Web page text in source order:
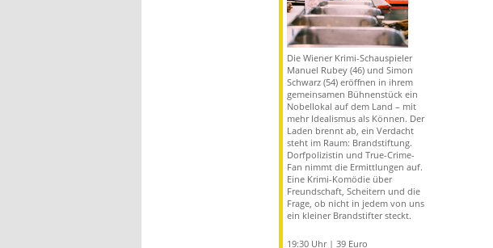
Die Wiener Krimi-Schauspieler
Manuel Rubey (46) und Simon
Schwarz (54) eröffnen in ihrem
gemeinsamen Bühnenstück ein
Nobellokal auf dem Land – mit
mehr Idealismus als Können. Der
Laden brennt ab, ein Verdacht
steht im Raum: Brandstiftung.
Dorfpolizistin und True-Crime-
Fan nimmt die Ermittlungen auf.
Eine Krimi-Komödie über
Freundschaft, Scheitern und die
Frage, ob nicht in jedem von uns
ein kleiner Brandstifter steckt.
19:30 Uhr | 39 Euro